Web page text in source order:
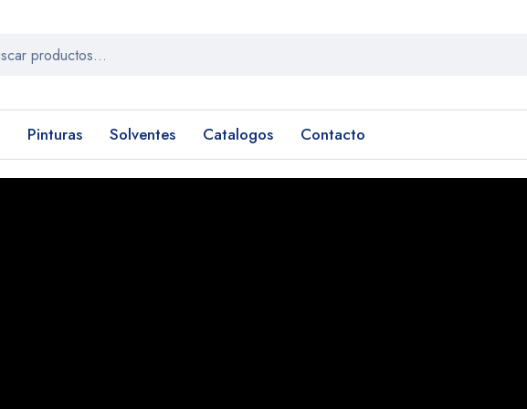
Pinturas Solventes Catalogos Contacto